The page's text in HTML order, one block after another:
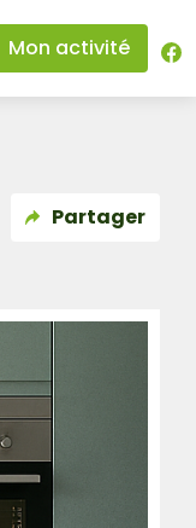
Mon activité
Partager